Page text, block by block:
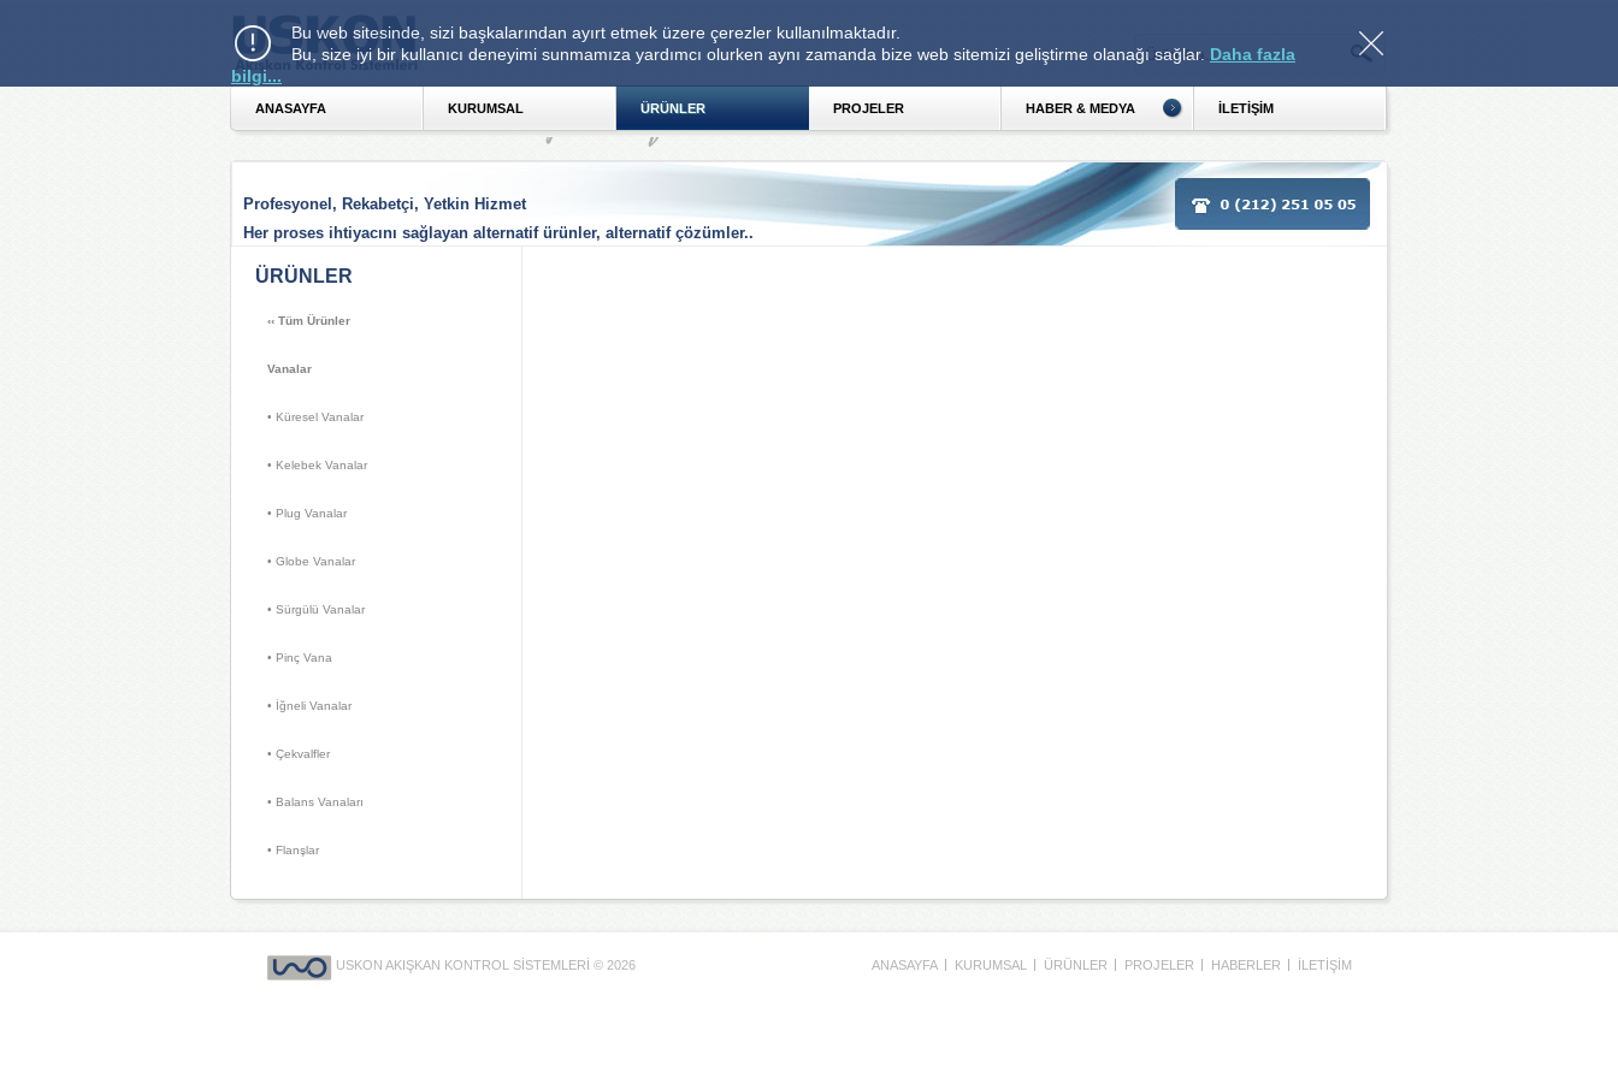
Bu web sitesinde, sizi başkalarından ayırt etmek üzere çerezler kullanılmaktadır.
Bu, size iyi bir kullanıcı deneyimi sunmamıza yardımcı olurken aynı zamanda bize web sitemizi geliştirme olanağı sağlar. Daha fazla
bilgi...
ANASAYFA KURUMSAL ÜRÜNLER PROJELER HABER & MEDYA İLETİŞİM
Profesyonel, Rekabetçi, Yetkin Hizmet
Her proses ihtiyacını sağlayan alternatif ürünler, alternatif çözümler..
ÜRÜNLER
‹‹ Tüm Ürünler
Vanalar
• Küresel Vanalar
• Kelebek Vanalar
• Plug Vanalar
• Globe Vanalar
• Sürgülü Vanalar
• Pinç Vana
• İğneli Vanalar
• Çekvalfler
• Balans Vanaları
• Flanşlar
ANASAYFA KURUMSAL ÜRÜNLER PROJELER HABERLER İLETİŞİM
USKON AKIŞKAN KONTROL SİSTEMLERİ © 2026